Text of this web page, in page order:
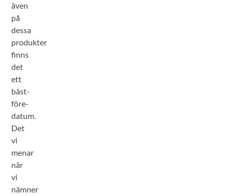
även
på
dessa
produkter
finns
det
ett
bäst-
före-
datum.
Det
vi
menar
när
vi
nämner